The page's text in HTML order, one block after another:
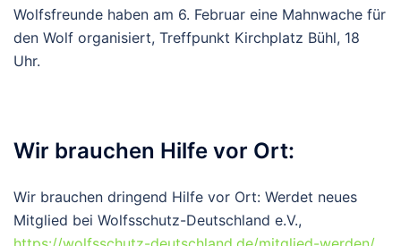
Wolfsfreunde haben am 6. Februar eine Mahnwache für
den Wolf organisiert, Treffpunkt Kirchplatz Bühl, 18
Uhr.
Wir brauchen Hilfe vor Ort:
Wir brauchen dringend Hilfe vor Ort: Werdet neues
Mitglied bei Wolfsschutz-Deutschland e.V.,